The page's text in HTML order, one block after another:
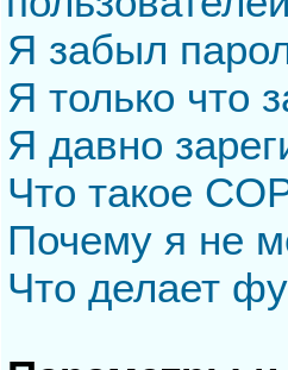
Я забыл
Я только что
Я давно
Что такое
Почему я не
Что делает